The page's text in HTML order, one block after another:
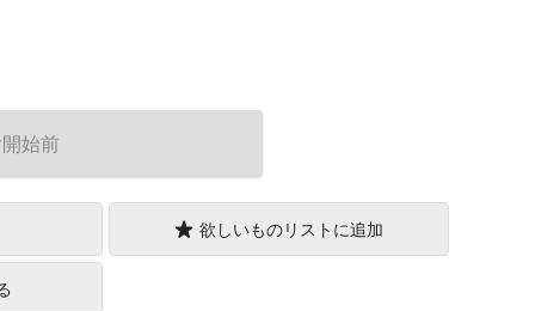
始前
欲しいものリストに追加